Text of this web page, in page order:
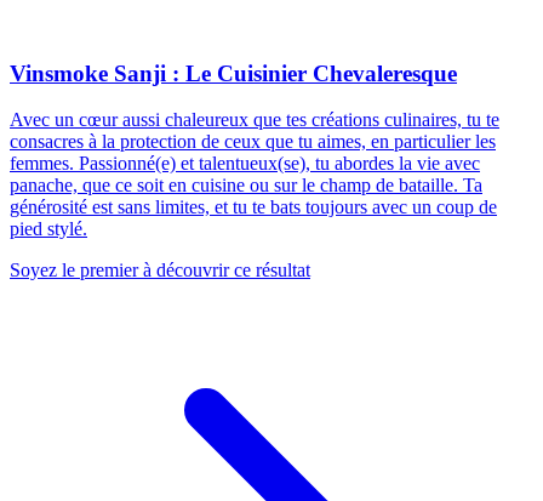
Vinsmoke Sanji : Le Cuisinier Chevaleresque
Avec un cœur aussi chaleureux que tes créations culinaires, tu te
consacres à la protection de ceux que tu aimes, en particulier les
femmes. Passionné(e) et talentueux(se), tu abordes la vie avec
panache, que ce soit en cuisine ou sur le champ de bataille. Ta
générosité est sans limites, et tu te bats toujours avec un coup de
pied stylé.
Soyez le premier à découvrir ce résultat